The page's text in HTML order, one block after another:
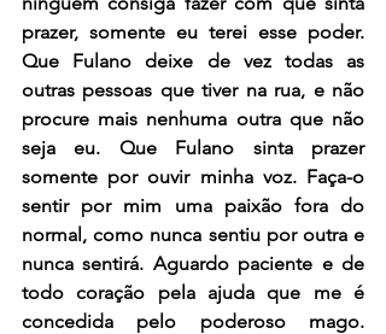
prazer, somente eu terei esse poder.
Que Fulano deixe de vez todas as
outras pessoas que tiver na rua, e não
procure mais nenhuma outra que não
seja eu. Que Fulano sinta prazer
somente por ouvir minha voz. Faça-o
sentir por mim uma paixão fora do
normal, como nunca sentiu por outra e
nunca sentirá. Aguardo paciente e de
todo coração pela ajuda que me é
concedida pelo poderoso mago.